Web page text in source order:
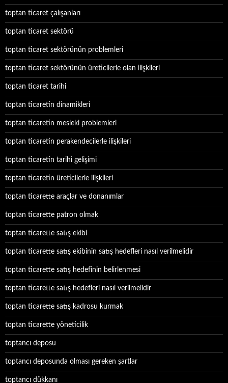
toptan ticaret çalışanları
toptan ticaret sektörü
toptan ticaret sektörünün problemleri
toptan ticaret sektörünün üreticilerle olan ilişkileri
toptan ticaret tarihi
toptan ticaretin dinamikleri
toptan ticaretin mesleki problemleri
toptan ticaretin perakendecilerle ilişkileri
toptan ticaretin tarihi gelişimi
toptan ticaretin üreticilerle ilişkileri
toptan ticarette araçlar ve donanımlar
toptan ticarette patron olmak
toptan ticarette satış ekibi
toptan ticarette satış ekibinin satış hedefleri nasıl verilmelidir
toptan ticarette satış hedefinin belirlenmesi
toptan ticarette satış hedefleri nasıl verilmelidir
toptan ticarette satış kadrosu kurmak
toptan ticarette yöneticilik
toptancı deposu
toptancı deposunda olması gereken şartlar
toptancı dükkanı